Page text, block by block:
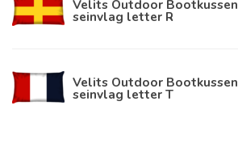
Velits Outdoor Bootkussen
seinvlag letter R
Velits Outdoor Bootkussen
seinvlag letter T